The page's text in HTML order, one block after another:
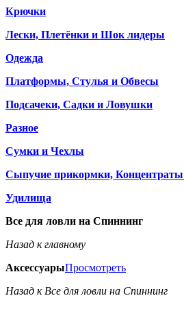
Крючки
Лески, Плетёнки и Шок лидеры
Одежда
Платформы, Стулья и Обвесы
Подсачеки, Садки и Ловушки
Разное
Сумки и Чехлы
Сыпучие прикормки,
Удилища
Все для ловли на Спиннинг
Назад к главному
АксессуарыПросмотреть
Назад к Все для ловли на Спиннинг